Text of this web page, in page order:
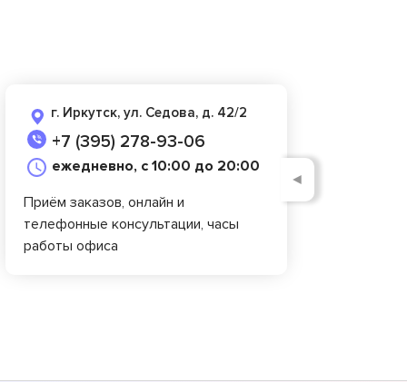
г. Иркутск, ул. Седова, д. 42/2
+7 (395) 278-93-06
ежедневно, с 10:00 до 20:00
Приём заказов, онлайн и
телефонные консультации, часы
работы офиса
◄